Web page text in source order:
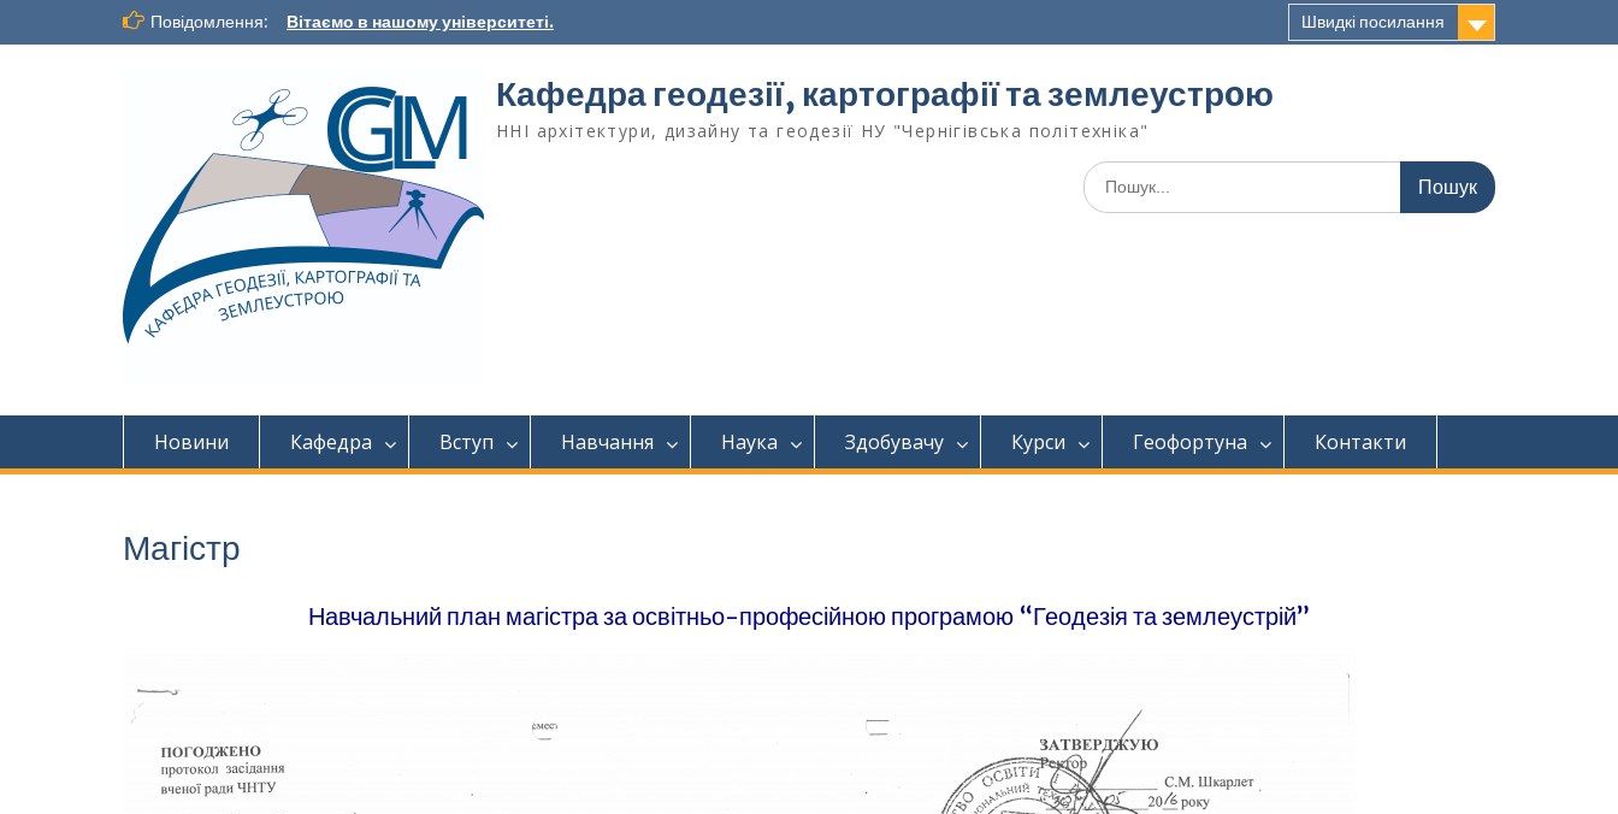
Повідомлення: Вітаємо в нашому університеті. Швидкі посилання
Кафедра геодезії, картографії та землеустрoю
ННІ архітектури, дизайну та геодезії НУ "Чернігівська політехніка"
Новини Кафедра Вступ Навчання Наука Здобувачу Курси Геофортуна Контакти
Магістр
Навчальний план магістра за освітньо-професійною програмою “Геодезія та землеустрій”